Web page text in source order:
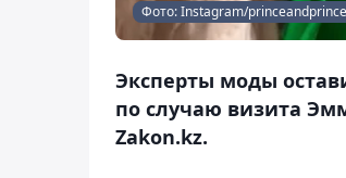
Фото: Instagram/
Эксперты моды
по случаю визита
Zakon.kz.